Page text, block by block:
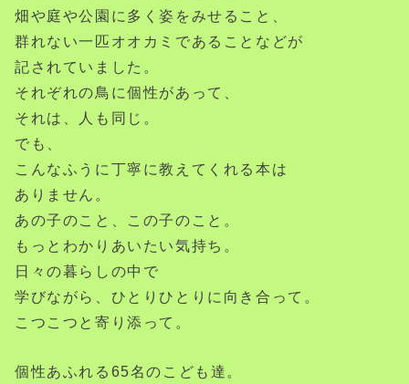
畑や庭や公園に多く姿をみせること、
群れない一匹オオカミであることなどが
記されていました。
それぞれの鳥に個性があって、
それは、人も同じ。
でも、
こんなふうに丁寧に教えてくれる本は
ありません。
あの子のこと、この子のこと。
もっとわかりあいたい気持ち。
日々の暮らしの中で
学びながら、ひとりひとりに向き合って。
こつこつと寄り添って。
個性あふれる65名のこども達。